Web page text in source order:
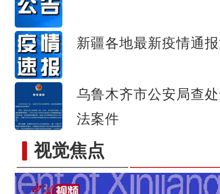
新疆各地最新疫情通
乌鲁木齐市公安局查
法案件
视觉焦点【百万庄小课堂】吃西梅真